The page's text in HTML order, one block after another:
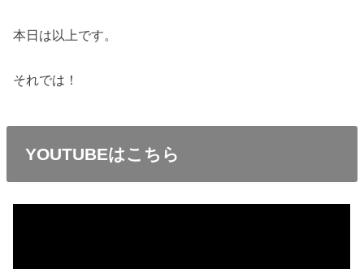
本日は以上です。
それでは！
YOUTUBEはこちら